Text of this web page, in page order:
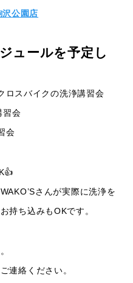
公園店
ュールを予定し
スバイクの洗浄講習会
習会
会
さんが実際に洗浄を
持ち込みもOKです。
連絡ください。